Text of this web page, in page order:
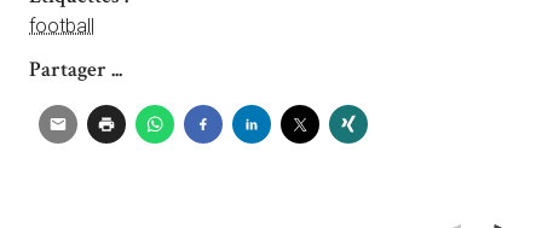
football
Partager ...